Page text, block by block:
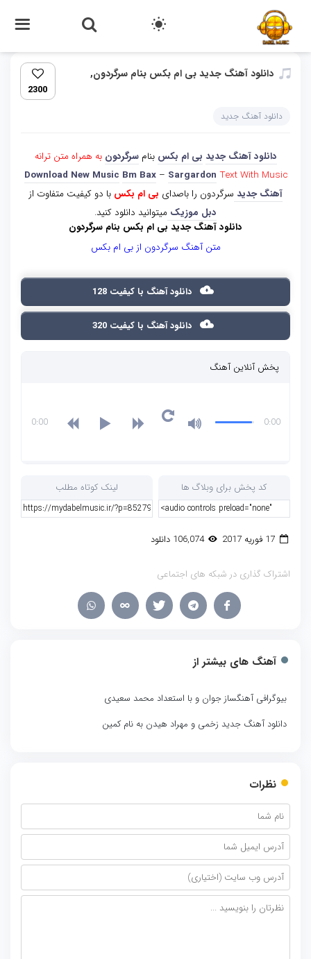
دانلود آهنگ جدید بی ام بکس بنام سرگردون,
2300
دانلود آهنگ جدید
دانلود آهنگ جدید بی ام بکس بنامسرگردون به همراه متن ترانه
Download New Music Bm Bax – Sargardon Text With Music
آهنگ جدید سرگردون را باصدای بی ام بکس با دو کیفیت متفاوت از
دبل موزیک میتوانید دانلود کنید.
دانلود آهنگ جدید بی ام بکس بنام سرگردون
متن آهنگ سرگردون از بی ام بکس
دانلود آهنگ با کیفیت 128
دانلود آهنگ با کیفیت 320
پخش آنلاین آهنگ
0:00
0:00
کد پخش برای وبلاگ ها لینک کوتاه مطلب
17 فوریه 2017 106,074 دانلود
اشتراک گذاری در شبکه های اجتماعی
آهنگ های بیشتر از
بیوگرافی آهنگساز جوان و با استعداد محمد سعیدی
دانلود آهنگ جدید زخمی و مهراد هیدن به نام کمین
نظرات